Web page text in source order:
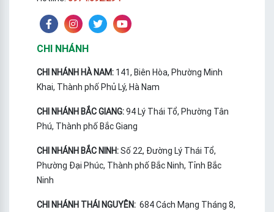
CHI NHÁNH
CHI NHÁNH HÀ NAM: 141, Biên Hòa, Phường Minh
Khai, Thành phố Phủ Lý, Hà Nam
CHI NHÁNH BẮC GIANG:94 Lý Thái Tổ, Phường Tân
Phú, Thành phố Bắc Giang
CHI NHÁNH BẮC NINH:Số 22, Đường Lý Thái Tổ,
Phường Đại Phúc, Thành phố Bắc Ninh, Tỉnh Bắc
Ninh
CHI NHÁNH THÁI NGUYÊN: 684 Cách Mạng Tháng 8,